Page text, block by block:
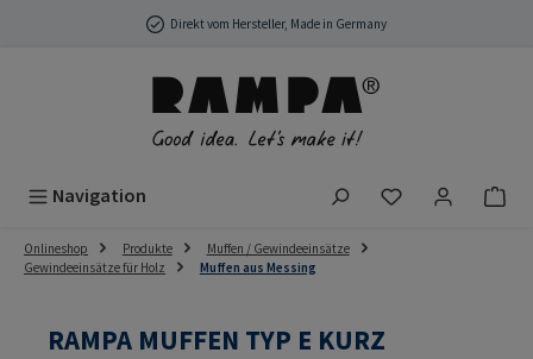
Zum Hauptinhalt springenDirekt vom Hersteller, Made in Germany
Navigation Du hast 0
Onlineshop Produkte
Muffen / Gewindeeinsätze
Gewindeeinsätze für Holz
Muffen aus Messing
RAMPA MUFFEN TYP E KURZ